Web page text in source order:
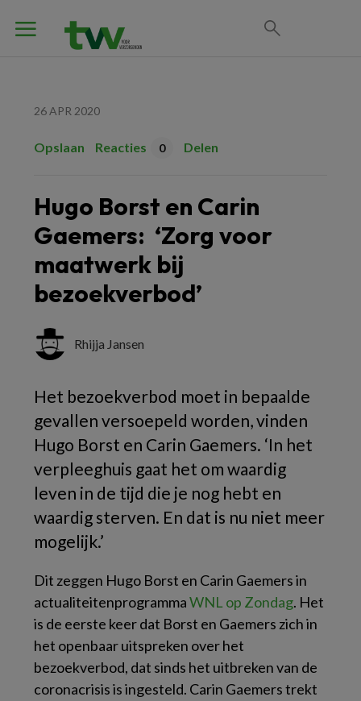
26 APR 2020
Opslaan Reacties 0 Delen
Hugo Borst en Carin
Gaemers: ‘Zorg voor
maatwerk bij
bezoekverbod’
Rhijja Jansen
Het bezoekverbod moet in bepaalde
gevallen versoepeld worden, vinden
Hugo Borst en Carin Gaemers. ‘In het
verpleeghuis gaat het om waardig
leven in de tijd die je nog hebt en
waardig sterven. En dat is nu niet meer
mogelijk.’
Dit zeggen Hugo Borst en Carin Gaemers in
actualiteitenprogrammaWNL op Zondag. Het
is de eerste keer dat Borst en Gaemers zich in
het openbaar uitspreken over het
bezoekverbod, dat sinds het uitbreken van de
coronacrisis is ingesteld. Carin Gaemers trekt